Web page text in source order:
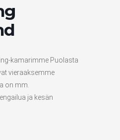
kamarimme Puolasta
vieraaksemme
on mm.
ja kesän